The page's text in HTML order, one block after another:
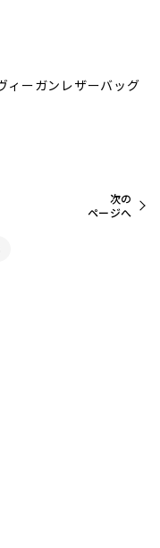
ィーガンレザーバッグ
次の
ページへ